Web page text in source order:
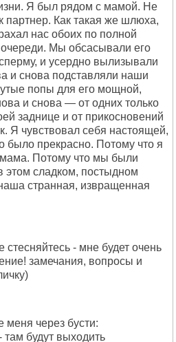
Я был рядом с мамой. Не
партнер. Как такая же шлюха,
нас обоих по полной
Мы обсасывали его
и усердно вылизывали
и снова подставляли наши
попы для его мощной,
и снова — от одних только
заднице и от прикосновений
Я чувствовал себя настоящей,
было прекрасно. Потому что я
Потому что мы были
этом сладком, постыдном
странная, извращенная
- мне будет очень
замечания, вопросы и
меня через бусти:
там будут выходить